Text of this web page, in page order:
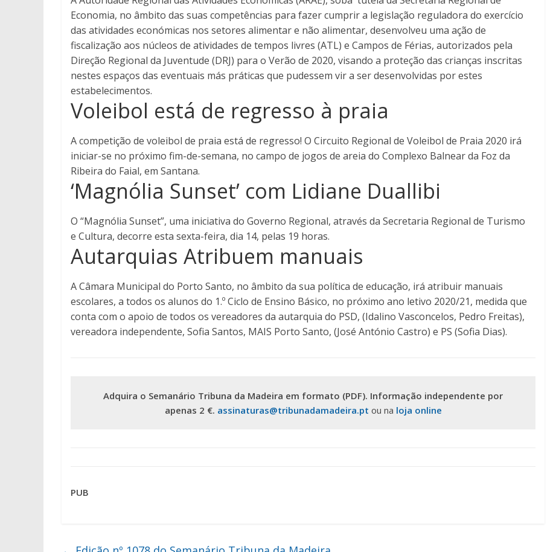
Economia, no âmbito das suas competências para fazer cumprir a legislação reguladora do exercício
das atividades económicas nos setores alimentar e não alimentar, desenvolveu uma ação de
fiscalização aos núcleos de atividades de tempos livres (ATL) e Campos de Férias, autorizados pela
Direção Regional da Juventude (DRJ) para o Verão de 2020, visando a proteção das crianças inscritas
nestes espaços das eventuais más práticas que pudessem vir a ser desenvolvidas por estes
estabelecimentos.
Voleibol está de regresso à praia
A competição de voleibol de praia está de regresso! O Circuito Regional de Voleibol de Praia 2020 irá
iniciar-se no próximo fim-de-semana, no campo de jogos de areia do Complexo Balnear da Foz da
Ribeira do Faial, em Santana.
‘Magnólia Sunset’ com Lidiane Duallibi
O “Magnólia Sunset”, uma iniciativa do Governo Regional, através da Secretaria Regional de Turismo
e Cultura, decorre esta sexta-feira, dia 14, pelas 19 horas.
Autarquias Atribuem manuais
A Câmara Municipal do Porto Santo, no âmbito da sua política de educação, irá atribuir manuais
escolares, a todos os alunos do 1.º Ciclo de Ensino Básico, no próximo ano letivo 2020/21, medida que
conta com o apoio de todos os vereadores da autarquia do PSD, (Idalino Vasconcelos, Pedro Freitas),
vereadora independente, Sofia Santos, MAIS Porto Santo, (José António Castro) e PS (Sofia Dias).
Adquira o Semanário Tribuna da Madeira em formato (PDF). Informação independente por
apenas 2 €. assinaturas@tribunadamadeira.pt ou na loja online
PUB